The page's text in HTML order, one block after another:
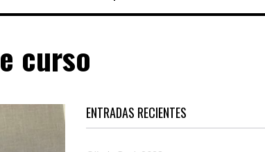
curso
ENTRADAS RECIENTES